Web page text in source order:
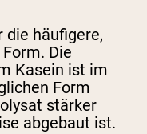
die häufigere,
Die
Kasein ist im
Form
stärker
abgebaut ist.